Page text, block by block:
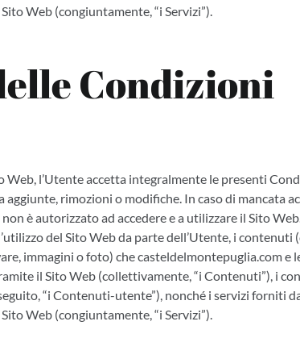
Web (congiuntamente, “i Servizi”).
Condizioni
l’Utente accetta integralmente le presenti
aggiunte, rimozioni o modifiche. In caso di mancata
è autorizzato ad accedere e a utilizzare il Sito
del Sito Web da parte dell’Utente, i contenuti
immagini o foto) che casteldelmontepuglia.com e
il Sito Web (collettivamente, “i Contenuti”), i
“i Contenuti-utente”), nonché i servizi forniti
Web (congiuntamente, “i Servizi”).